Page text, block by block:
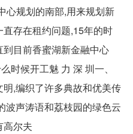
心规划的南部,用来规划新
存在租约问题,15年的时
目前香蜜湖新金融中心
时候开工魅 力 深 圳一、
,编织了许多典故和优美传
波声涛语和荔枝园的绿色云
高尔夫